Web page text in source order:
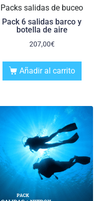
Packs salidas de buceo
Pack 6 salidas barco y
botella de aire
207,00€
Añadir al carrito